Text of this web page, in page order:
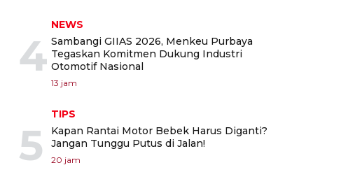
4
NEWS
Sambangi GIIAS 2026, Menkeu Purbaya
Tegaskan Komitmen Dukung Industri
Otomotif Nasional
13 jam
5
TIPS
Kapan Rantai Motor Bebek Harus Diganti?
Jangan Tunggu Putus di Jalan!
20 jam